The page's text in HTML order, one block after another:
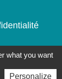
what you want
Personalize